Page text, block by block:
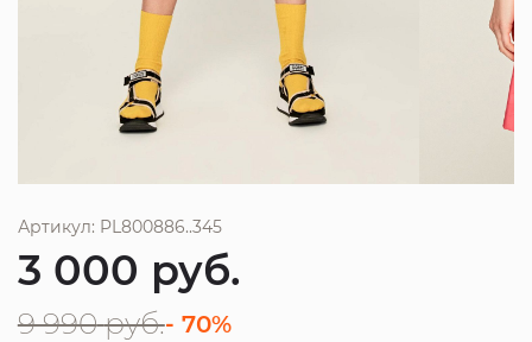
Артикул: PL800886..345
3 000 руб.
9 990 руб.- 70%